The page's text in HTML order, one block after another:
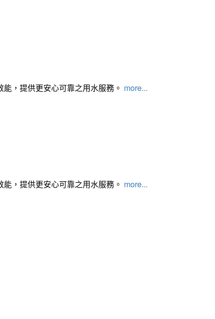
，提供更安心可靠之用水服務。 more...
，提供更安心可靠之用水服務。 more...